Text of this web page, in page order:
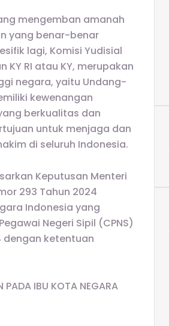
mengemban amanah
yang benar-benar
lagi, Komisi Yudisial
RI atau KY, merupakan
negara, yaitu Undang-
kewenangan
berkualitas dan
untuk menjaga dan
di seluruh Indonesia.
Keputusan Menteri
293 Tahun 2024
Indonesia yang
Negeri Sipil (CPNS)
dengan ketentuan
PADA IBU KOTA NEGARA